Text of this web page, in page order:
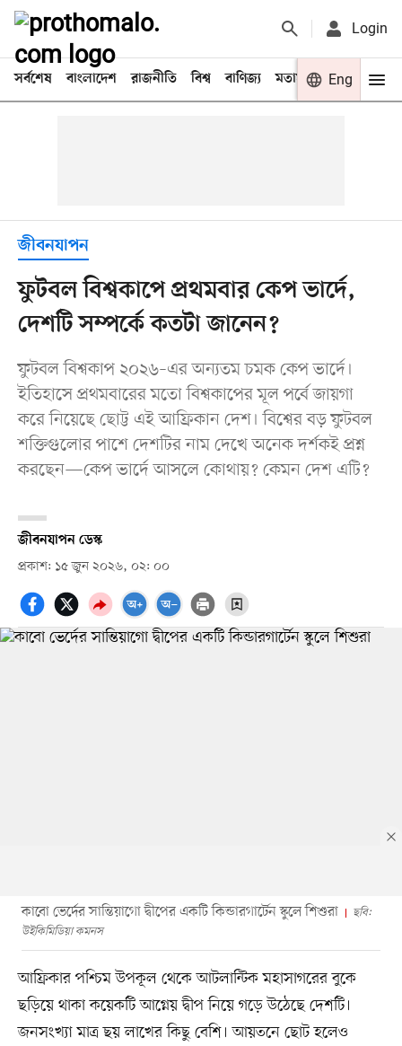
Login
সর্বশেষ বাংলাদেশ রাজনীতি বিশ্ব বাণিজ্য মতামত খেলা
Eng
জীবনযাপন
ফুটবল বিশ্বকাপে প্রথমবার কেপ ভার্দে,
দেশটি সম্পর্কে কতটা জানেন?
ফুটবল বিশ্বকাপ ২০২৬–এর অন্যতম চমক কেপ ভার্দে।
ইতিহাসে প্রথমবারের মতো বিশ্বকাপের মূল পর্বে জায়গা
করে নিয়েছে ছোট্ট এই আফ্রিকান দেশ। বিশ্বের বড় ফুটবল
শক্তিগুলোর পাশে দেশটির নাম দেখে অনেক দর্শকই প্রশ্ন
করছেন—কেপ ভার্দে আসলে কোথায়? কেমন দেশ এটি?
জীবনযাপন ডেস্ক
প্রকাশ: ১৫ জুন ২০২৬, ০২: ০০
কাবো ভের্দের সান্তিয়াগো দ্বীপের একটি কিন্ডারগার্টেন স্কুলে শিশুরা
ছবি:
উইকিমিডিয়া কমনস
আফ্রিকার পশ্চিম উপকূল থেকে আটলান্টিক মহাসাগরের বুকে
ছড়িয়ে থাকা কয়েকটি আগ্নেয় দ্বীপ নিয়ে গড়ে উঠেছে দেশটি।
জনসংখ্যা মাত্র ছয় লাখের কিছু বেশি। আয়তনে ছোট হলেও